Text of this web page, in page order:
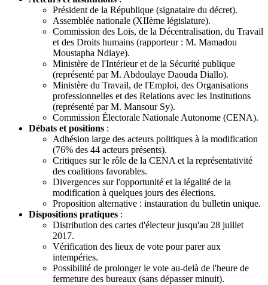
Président de la République (signataire du décret).
Assemblée nationale (XIIème législature).
Commission des Lois, de la Décentralisation, du Travail
et des Droits humains (rapporteur : M. Mamadou
Moustapha Ndiaye).
Ministère de l'Intérieur et de la Sécurité publique
(représenté par M. Abdoulaye Daouda Diallo).
Ministère du Travail, de l'Emploi, des Organisations
professionnelles et des Relations avec les Institutions
(représenté par M. Mansour Sy).
Commission Électorale Nationale Autonome (CENA).
Débats et positions :
Adhésion large des acteurs politiques à la modification
(76% des 44 acteurs présents).
Critiques sur le rôle de la CENA et la représentativité
des coalitions favorables.
Divergences sur l'opportunité et la légalité de la
modification à quelques jours des élections.
Proposition alternative : instauration du bulletin unique.
Dispositions pratiques :
Distribution des cartes d'électeur jusqu'au 28 juillet
2017.
Vérification des lieux de vote pour parer aux
intempéries.
Possibilité de prolonger le vote au-delà de l'heure de
fermeture des bureaux (sans dépasser minuit).